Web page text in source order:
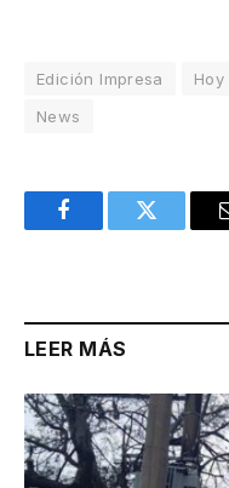
Edición Impresa Hoy
News
FacebookTwitter
LEER MÁS